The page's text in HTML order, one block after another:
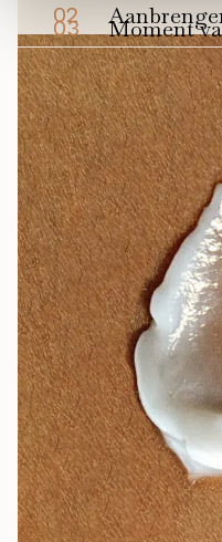
Verdeel gelijkmatig
het product
02 Moment
Gebruik ’s
optimaal resultaat.
03